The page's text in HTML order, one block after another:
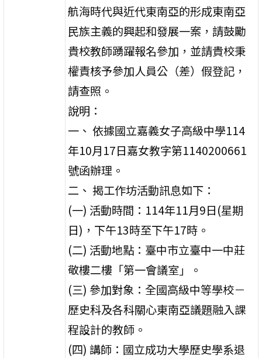
航海時代與近代東南亞的形成東南亞
民族主義的興起和發展一案，請鼓勵
貴校教師踴躍報名參加，並請貴校秉
權責核予參加人員公（差）假登記，
請查照。
說明：
一、 依據國立嘉義女子高級中學114
年10月17日嘉女教字第1140200661
號函辦理。
二、 揭工作坊活動訊息如下：
(一) 活動時間：114年11月9日(星期
日)，下午13時至下午17時。
(二) 活動地點：臺中市立臺中一中莊
敬樓二樓「第一會議室」。
(三) 參加對象：全國高級中等學校－
歷史科及各科關心東南亞議題融入課
程設計的教師。
(四) 講師：國立成功大學歷史學系退